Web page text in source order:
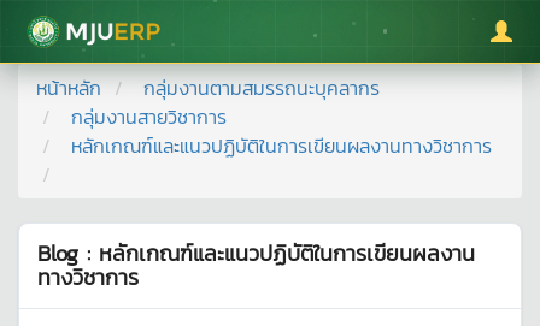
มหาวิทยาลัยแม่โจ้
หน้าหลัก
กลุ่มงานตามสมรรถนะบุคลากร
กลุ่มงานสายวิชาการ
หลักเกณฑ์และแนวปฏิบัติในการเขียนผลงานทางวิชาการ
Blog : หลักเกณฑ์และแนวปฏิบัติในการเขียนผลงาน
ทางวิชาการ